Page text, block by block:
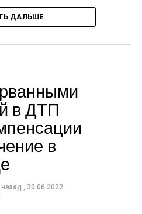
Мы готовы
сельскохозяйственную
в поставке лифтового
Дмитрий Азаров.
расширение
с АВТОВАЗом, который
расширения
и Республики Беларусь.
дал указание
к этому вопросу,
ДАЛЬШЕ
в ДТП
в
, 30.06.2022